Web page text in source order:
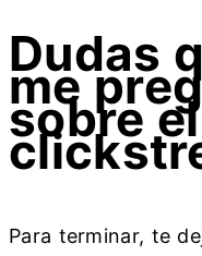
Dudas
me
sobre el
Para terminar, te